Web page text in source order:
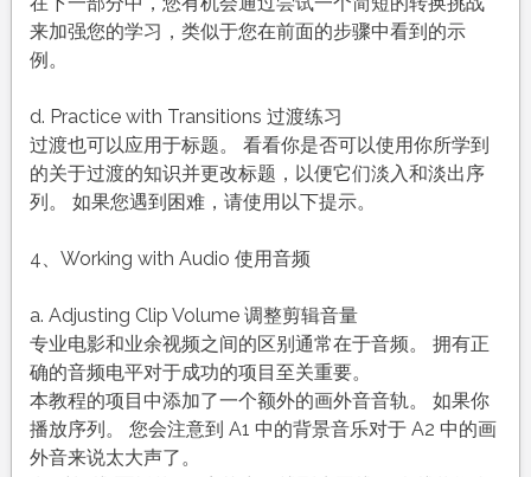
来加强您的学习，类似于您在前面的步骤中看到的示
例。
d. Practice with Transitions 过渡练习
过渡也可以应用于标题。 看看你是否可以使用你所学到
的关于过渡的知识并更改标题，以便它们淡入和淡出序
列。 如果您遇到困难，请使用以下提示。
4、Working with Audio 使用音频
a. Adjusting Clip Volume 调整剪辑音量
专业电影和业余视频之间的区别通常在于音频。 拥有正
确的音频电平对于成功的项目至关重要。
本教程的项目中添加了一个额外的画外音音轨。 如果你
播放序列。 您会注意到 A1 中的背景音乐对于 A2 中的画
外音来说太大声了。